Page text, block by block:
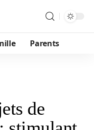
Parents
de